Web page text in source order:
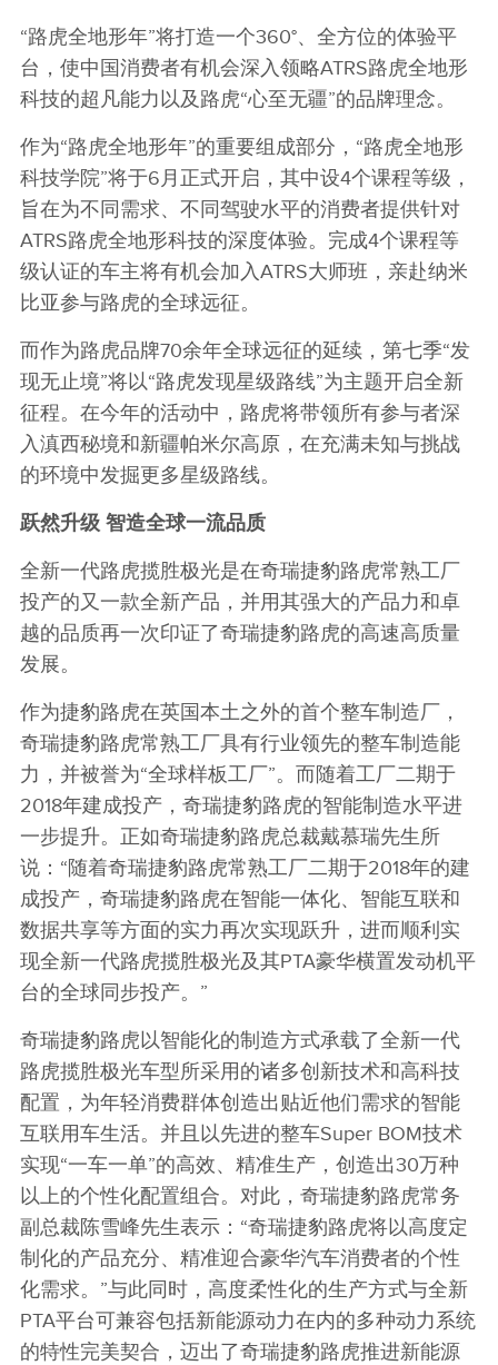
“路虎全地形年”将打造一个360°、全方位的体验平
台，使中国消费者有机会深入领略ATRS路虎全地形
科技的超凡能力以及路虎“心至无疆”的品牌理念。
作为“路虎全地形年”的重要组成部分，“路虎全地形
科技学院”将于6月正式开启，其中设4个课程等级，
旨在为不同需求、不同驾驶水平的消费者提供针对
ATRS路虎全地形科技的深度体验。完成4个课程等
级认证的车主将有机会加入ATRS大师班，亲赴纳米
比亚参与路虎的全球远征。
而作为路虎品牌70余年全球远征的延续，第七季“发
现无止境”将以“路虎发现星级路线”为主题开启全新
征程。在今年的活动中，路虎将带领所有参与者深
入滇西秘境和新疆帕米尔高原，在充满未知与挑战
的环境中发掘更多星级路线。
跃然升级 智造全球一流品质
全新一代路虎揽胜极光是在奇瑞捷豹路虎常熟工厂
投产的又一款全新产品，并用其强大的产品力和卓
越的品质再一次印证了奇瑞捷豹路虎的高速高质量
发展。
作为捷豹路虎在英国本土之外的首个整车制造厂，
奇瑞捷豹路虎常熟工厂具有行业领先的整车制造能
力，并被誉为“全球样板工厂”。而随着工厂二期于
2018年建成投产，奇瑞捷豹路虎的智能制造水平进
一步提升。正如奇瑞捷豹路虎总裁戴慕瑞先生所
说：“随着奇瑞捷豹路虎常熟工厂二期于2018年的建
成投产，奇瑞捷豹路虎在智能一体化、智能互联和
数据共享等方面的实力再次实现跃升，进而顺利实
现全新一代路虎揽胜极光及其PTA豪华横置发动机平
台的全球同步投产。”
奇瑞捷豹路虎以智能化的制造方式承载了全新一代
路虎揽胜极光车型所采用的诸多创新技术和高科技
配置，为年轻消费群体创造出贴近他们需求的智能
互联用车生活。并且以先进的整车Super BOM技术
实现“一车一单”的高效、精准生产，创造出30万种
以上的个性化配置组合。对此，奇瑞捷豹路虎常务
副总裁陈雪峰先生表示：“奇瑞捷豹路虎将以高度定
制化的产品充分、精准迎合豪华汽车消费者的个性
化需求。”与此同时，高度柔性化的生产方式与全新
PTA平台可兼容包括新能源动力在内的多种动力系统
的特性完美契合，迈出了奇瑞捷豹路虎推进新能源